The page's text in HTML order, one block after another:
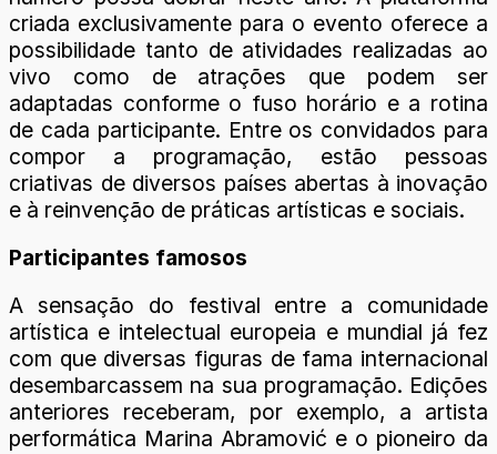
criada exclusivamente para o evento oferece a
possibilidade tanto de atividades realizadas ao
vivo como de atrações que podem ser
adaptadas conforme o fuso horário e a rotina
de cada participante. Entre os convidados para
compor a programação, estão pessoas
criativas de diversos países abertas à inovação
e à reinvenção de práticas artísticas e sociais.
Participantes famosos
A sensação do festival entre a comunidade
artística e intelectual europeia e mundial já fez
com que diversas figuras de fama internacional
desembarcassem na sua programação. Edições
anteriores receberam, por exemplo, a artista
performática Marina Abramović e o pioneiro da